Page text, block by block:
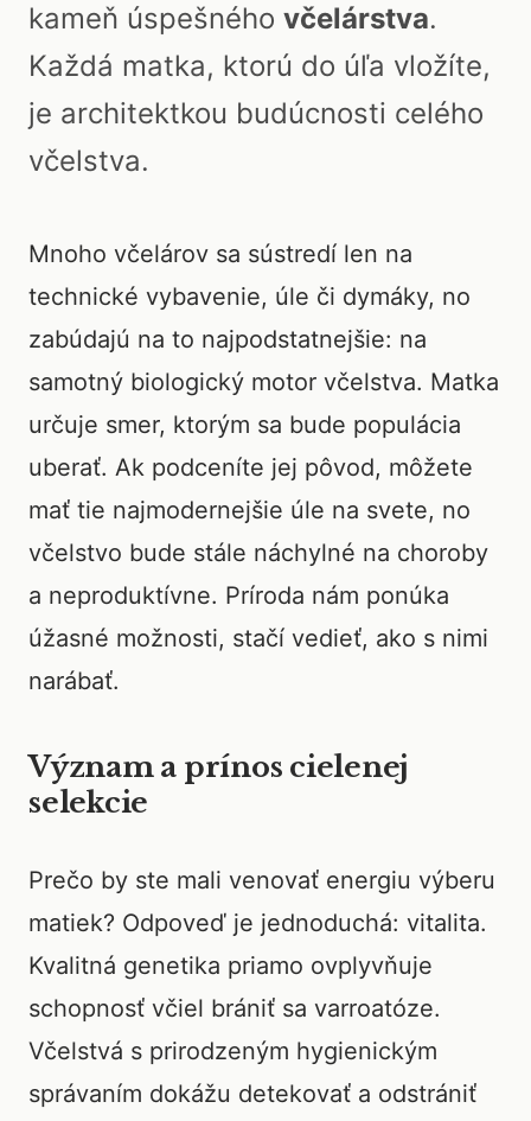
kameň úspešného včelárstva.
Každá matka, ktorú do úľa vložíte,
je architektkou budúcnosti celého
včelstva.
Mnoho včelárov sa sústredí len na
technické vybavenie, úle či dymáky, no
zabúdajú na to najpodstatnejšie: na
samotný biologický motor včelstva. Matka
určuje smer, ktorým sa bude populácia
uberať. Ak podceníte jej pôvod, môžete
mať tie najmodernejšie úle na svete, no
včelstvo bude stále náchylné na choroby
a neproduktívne. Príroda nám ponúka
úžasné možnosti, stačí vedieť, ako s nimi
narábať.
Význam a prínos cielenej
selekcie
Prečo by ste mali venovať energiu výberu
matiek? Odpoveď je jednoduchá: vitalita.
Kvalitná genetika priamo ovplyvňuje
schopnosť včiel brániť sa varroatóze.
Včelstvá s prirodzeným hygienickým
správaním dokážu detekovať a odstrániť